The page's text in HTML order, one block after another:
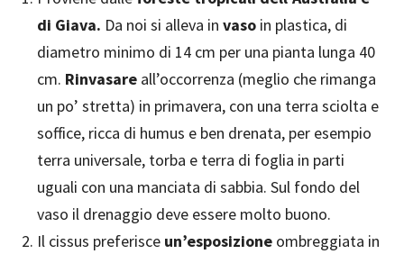
di Giava. Da noi si alleva in vaso in plastica, di
diametro minimo di 14 cm per una pianta lunga 40
cm. Rinvasare all’occorrenza (meglio che rimanga
un po’ stretta) in primavera, con una terra sciolta e
soffice, ricca di humus e ben drenata, per esempio
terra universale, torba e terra di foglia in parti
uguali con una manciata di sabbia. Sul fondo del
vaso il drenaggio deve essere molto buono.
Il cissus preferisce un’esposizione ombreggiata in